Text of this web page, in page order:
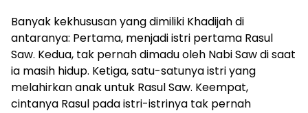
Banyak kekhususan yang dimiliki Khadijah di
antaranya: Pertama, menjadi istri pertama Rasul
Saw. Kedua, tak pernah dimadu oleh Nabi Saw di saat
ia masih hidup. Ketiga, satu-satunya istri yang
melahirkan anak untuk Rasul Saw. Keempat,
cintanya Rasul pada istri-istrinya tak pernah